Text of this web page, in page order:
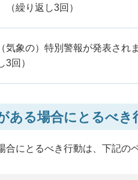
（繰り返し3回）
気象の）特別警報が発表され
3回）
る場合にとるべき
にとるべき行動は、下記の